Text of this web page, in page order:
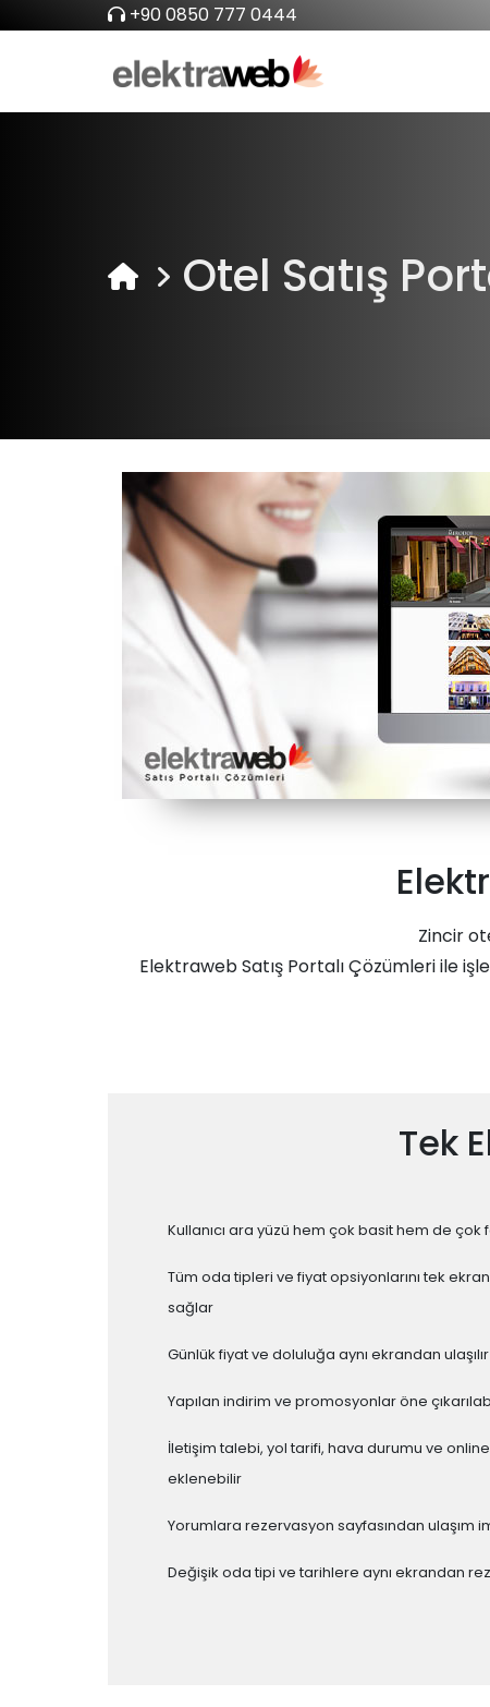
+90 0850 777 0444
Otel Satış
Zincir
Elektraweb Satış Portalı Çözümleri ile
Tek
Kullanıcı ara yüzü hem çok basit hem de çok
Tüm oda tipleri ve fiyat opsiyonlarını tek
sağlar
Günlük fiyat ve doluluğa aynı ekrandan ulaşılır
Yapılan indirim ve promosyonlar öne
İletişim talebi, yol tarifi, hava durumu ve
eklenebilir
Yorumlara rezervasyon sayfasından ulaşım
Değişik oda tipi ve tarihlere aynı ekrandan